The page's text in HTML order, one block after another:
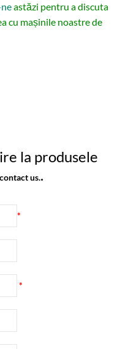
astăzi pentru a discuta
cu mașinile noastre de
la produsele
us..
*
*